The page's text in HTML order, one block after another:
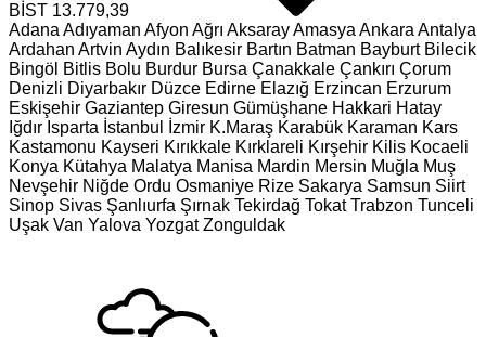
BİST 13.779,39
Adana Adıyaman Afyon Ağrı AksarayAmasya Ankara Antalya
Ardahan Artvin Aydın Balıkesir Bartın Batman Bayburt Bilecik
Bingöl Bitlis Bolu Burdur Bursa Çanakkale Çankırı Çorum
Denizli Diyarbakır Düzce Edirne Elazığ Erzincan Erzurum
Eskişehir Gaziantep Giresun Gümüşhane Hakkari Hatay
Iğdır Isparta İstanbul İzmir K.Maraş Karabük Karaman Kars
Kastamonu Kayseri Kırıkkale Kırklareli Kırşehir Kilis Kocaeli
Konya Kütahya Malatya Manisa Mardin Mersin Muğla Muş
Nevşehir Niğde Ordu Osmaniye Rize Sakarya Samsun Siirt
Sinop Sivas Şanlıurfa Şırnak Tekirdağ Tokat Trabzon Tunceli
Uşak Van Yalova Yozgat Zonguldak